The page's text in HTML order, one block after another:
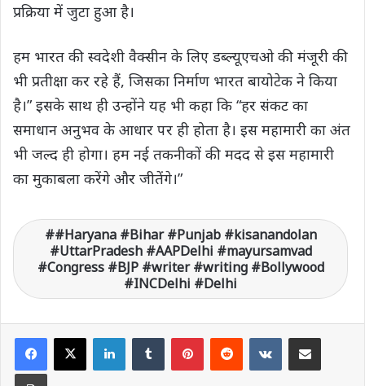
प्रक्रिया में जुटा हुआ है।
हम भारत की स्वदेशी वैक्सीन के लिए डब्ल्यूएचओ की मंजूरी की
भी प्रतीक्षा कर रहे हैं, जिसका निर्माण भारत बायोटेक ने किया
है।” इसके साथ ही उन्होंने यह भी कहा कि “हर संकट का
समाधान अनुभव के आधार पर ही होता है। इस महामारी का अंत
भी जल्द ही होगा। हम नई तकनीकों की मदद से इस महामारी
का मुकाबला करेंगे और जीतेंगे।”
#Haryana #Bihar #Punjab #kisanandolan
#UttarPradesh #AAPDelhi #mayursamvad
#Congress #BJP #writer #writing #Bollywood
#INCDelhi #Delhi
LinkedIn VKontakte